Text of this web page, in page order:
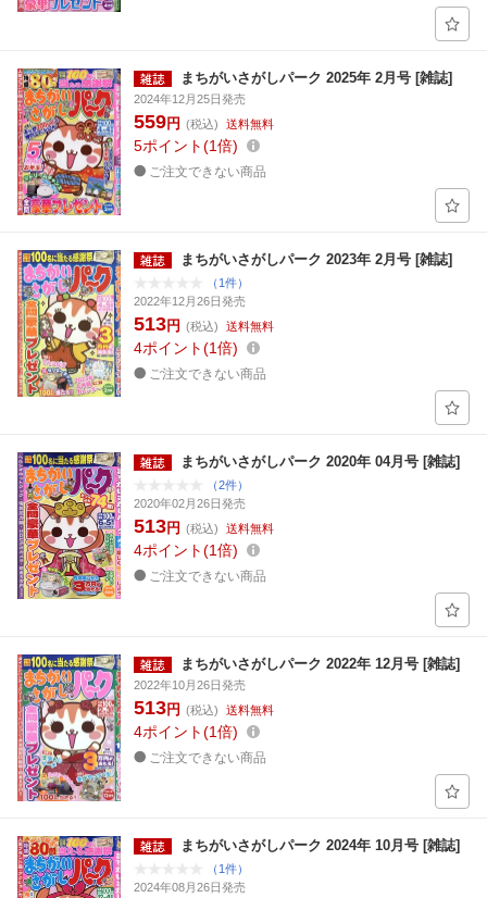
まちがいさがしパーク 2025年 2月号 [雑誌]
2024年12月25日発売
559円 (税込) 送料無料
5ポイント 1倍
ご注文できない商品
まちがいさがしパーク 2023年 2月号 [雑誌]
（1件）
2022年12月26日発売
513円 (税込) 送料無料
4ポイント 1倍
ご注文できない商品
まちがいさがしパーク 2020年 04月号 [雑誌]
（2件）
2020年02月26日発売
513円 (税込) 送料無料
4ポイント 1倍
ご注文できない商品
まちがいさがしパーク 2022年 12月号 [雑誌]
2022年10月26日発売
513円 (税込) 送料無料
4ポイント 1倍
ご注文できない商品
まちがいさがしパーク 2024年 10月号 [雑誌]
（1件）
2024年08月26日発売